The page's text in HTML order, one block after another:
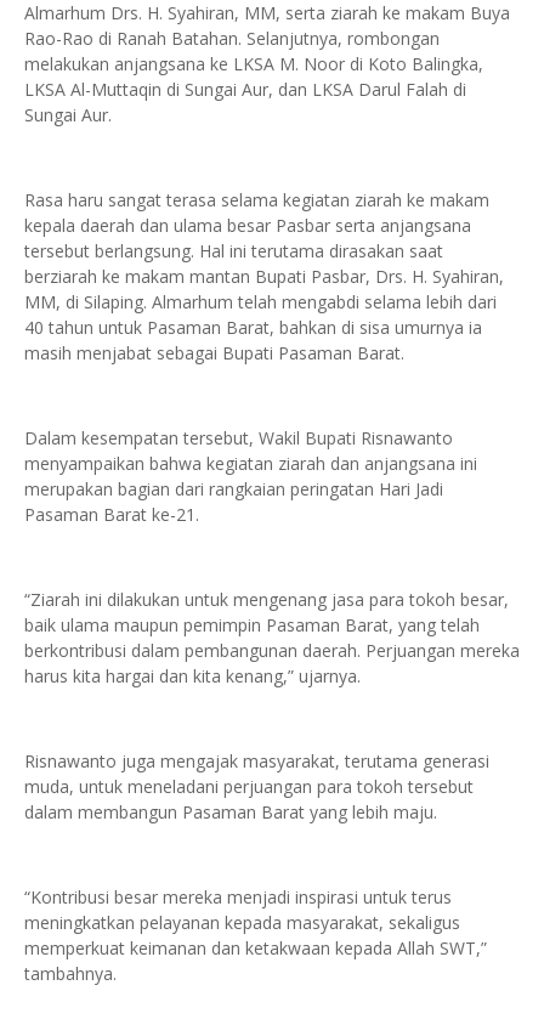
Almarhum Drs. H. Syahiran, MM, serta ziarah ke makam Buya
Rao-Rao di Ranah Batahan. Selanjutnya, rombongan
melakukan anjangsana ke LKSA M. Noor di Koto Balingka,
LKSA Al-Muttaqin di Sungai Aur, dan LKSA Darul Falah di
Sungai Aur.
Rasa haru sangat terasa selama kegiatan ziarah ke makam
kepala daerah dan ulama besar Pasbar serta anjangsana
tersebut berlangsung. Hal ini terutama dirasakan saat
berziarah ke makam mantan Bupati Pasbar, Drs. H. Syahiran,
MM, di Silaping. Almarhum telah mengabdi selama lebih dari
40 tahun untuk Pasaman Barat, bahkan di sisa umurnya ia
masih menjabat sebagai Bupati Pasaman Barat.
Dalam kesempatan tersebut, Wakil Bupati Risnawanto
menyampaikan bahwa kegiatan ziarah dan anjangsana ini
merupakan bagian dari rangkaian peringatan Hari Jadi
Pasaman Barat ke-21.
“Ziarah ini dilakukan untuk mengenang jasa para tokoh besar,
baik ulama maupun pemimpin Pasaman Barat, yang telah
berkontribusi dalam pembangunan daerah. Perjuangan mereka
harus kita hargai dan kita kenang,” ujarnya.
Risnawanto juga mengajak masyarakat, terutama generasi
muda, untuk meneladani perjuangan para tokoh tersebut
dalam membangun Pasaman Barat yang lebih maju.
“Kontribusi besar mereka menjadi inspirasi untuk terus
meningkatkan pelayanan kepada masyarakat, sekaligus
memperkuat keimanan dan ketakwaan kepada Allah SWT,”
tambahnya.